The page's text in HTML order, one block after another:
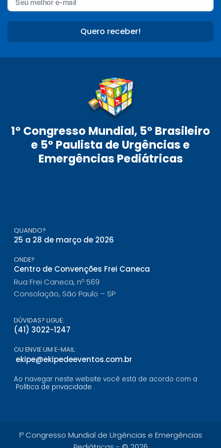
Quero receber!
1º Congresso Mundial, 5º Brasileiro
e 5º Paulista de Urgências e
Emergências Pediátricas
QUANDO?
25 a 28 de março de 2026
ONDE?
Centro de Convenções Frei Caneca
Rua Frei Caneca, nº 569
Consolação, São Paulo – SP
DÚVIDAS? LIGUE:
(41) 3022-1247
OU ENVIE UM E-MAIL:
ekipe@ekipedeeventos.com.br
Ao navegar neste website você está de acordo com a
Política de privacidade .
1º Congresso Mundial de Urgências e Emergências